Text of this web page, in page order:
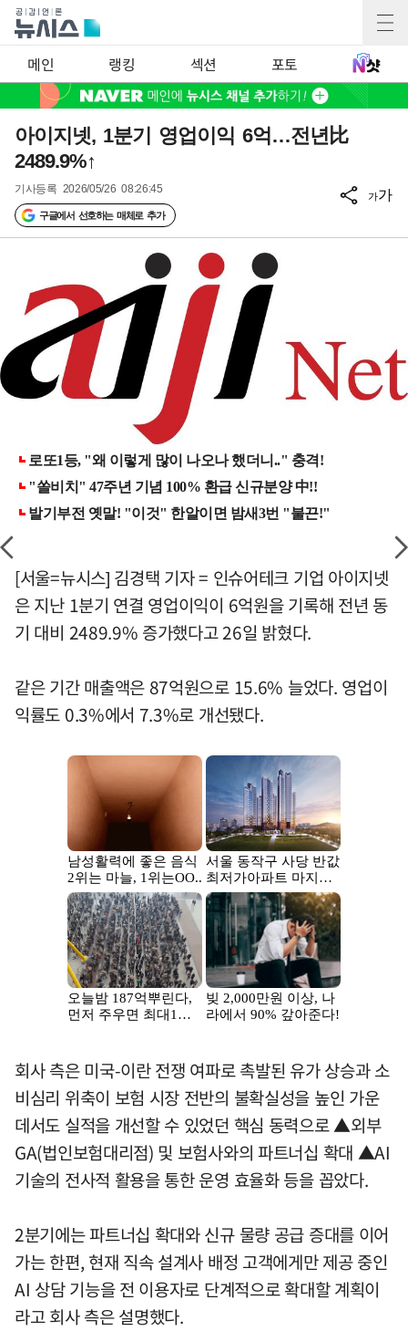
메인 랭킹 섹션 포토
아이지넷, 1분기 영업이익 6억…전년比
2489.9%↑
기사등록 2026/05/26 08:26:45
구글에서 선호하는 매체로 추가
가가
[서울=뉴시스] 김경택 기자 = 인슈어테크 기업 아이지넷
은 지난 1분기 연결 영업이익이 6억원을 기록해 전년 동
기 대비 2489.9% 증가했다고 26일 밝혔다.
같은 기간 매출액은 87억원으로 15.6% 늘었다. 영업이
익률도 0.3%에서 7.3%로 개선됐다.
회사 측은 미국-이란 전쟁 여파로 촉발된 유가 상승과 소
비심리 위축이 보험 시장 전반의 불확실성을 높인 가운
데서도 실적을 개선할 수 있었던 핵심 동력으로 ▲외부
GA(법인보험대리점) 및 보험사와의 파트너십 확대 ▲AI
기술의 전사적 활용을 통한 운영 효율화 등을 꼽았다.
2분기에는 파트너십 확대와 신규 물량 공급 증대를 이어
가는 한편, 현재 직속 설계사 배정 고객에게만 제공 중인
AI 상담 기능을 전 이용자로 단계적으로 확대할 계획이
라고 회사 측은 설명했다.